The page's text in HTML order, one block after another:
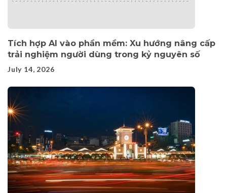
Tích hợp AI vào phần mềm: Xu hướng nâng cấp
trải nghiệm người dùng trong kỷ nguyên số
July 14, 2026